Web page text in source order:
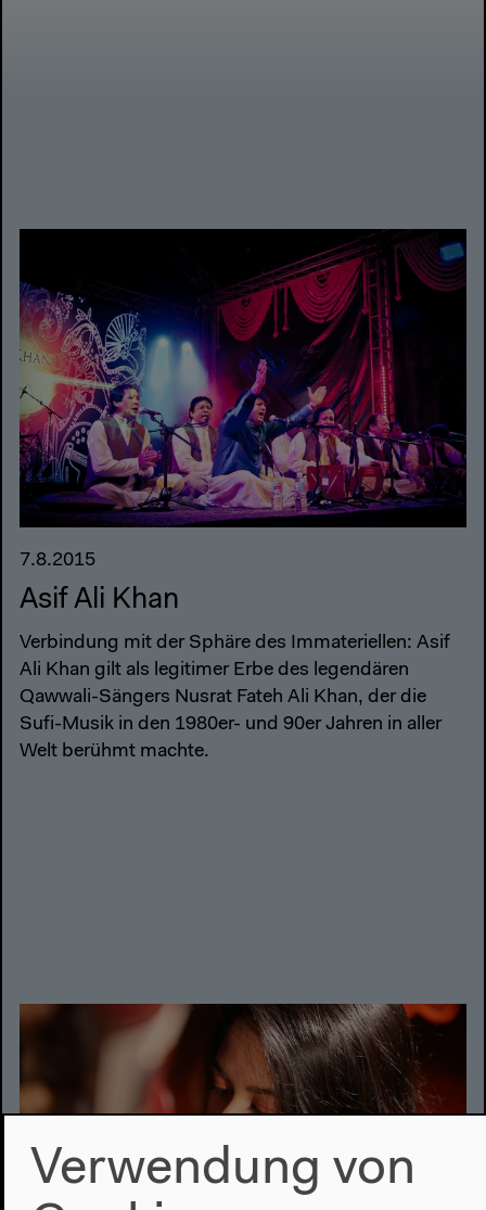
7.8.2015
Asif Ali Khan
Verbindung mit der Sphäre des Immateriellen: Asif
Ali Khan gilt als legitimer Erbe des legendären
Qawwali-Sängers Nusrat Fateh Ali Khan, der die
Sufi-Musik in den 1980er- und 90er Jahren in aller
Welt berühmt machte.
Verwendung von